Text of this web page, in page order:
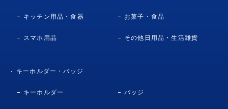
キッチン用品・食器 お菓子・食品
スマホ用品 その他日用品・生活雑貨
キーホルダー・バッジ
キーホルダー バッジ